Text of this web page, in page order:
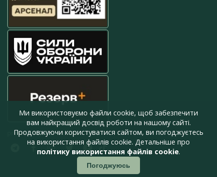
press@armyinform.com.ua
Ми використовуємо файли cookie, щоб забезпечити
вам найкращий досвід роботи на нашому сайті.
Продовжуючи користуватися сайтом, ви погоджуєтесь
на використання файлів cookie. Детальніше про
політику використання файлів cookie.
Погоджуюсь